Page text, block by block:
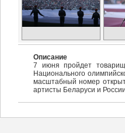
Описание
7 июня пройдет
Национального
масштабный номер
артисты Беларуси и